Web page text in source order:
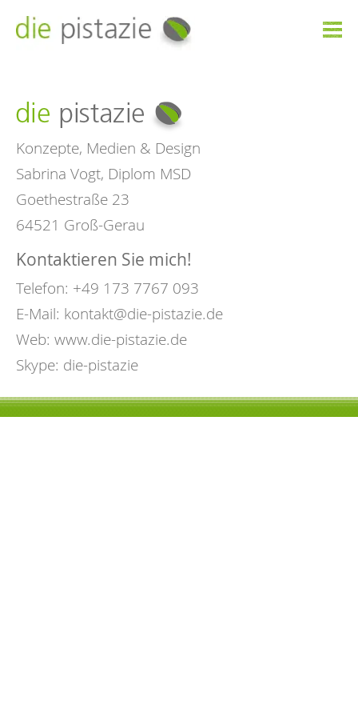

Konzepte, Medien & Design
Sabrina Vogt, Diplom MSD
Goethestraße 23
64521 Groß-Gerau
Kontaktieren Sie mich!
Telefon: +49 173 7767 093
E-Mail: kontakt@die-pistazie.de
Web: www.die-pistazie.de
Skype: die-pistazie